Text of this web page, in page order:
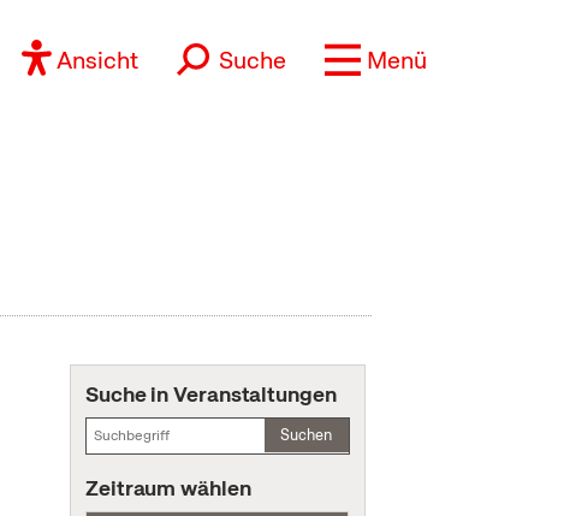
Ansicht Suche Menü
Suche in Veranstaltungen
Suchen
Zeitraum wählen